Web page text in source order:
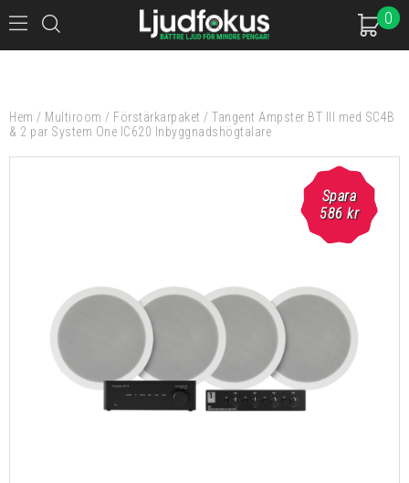
0
Hem / Multiroom / Förstärkarpaket / Tangent Ampster BT III med SC4B
& 2 par System One IC620 Inbyggnadshögtalare
Spara
Spara
586 kr